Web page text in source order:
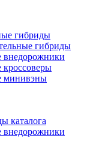
гибриды
гибриды
внедорожники
минивэны
каталога
внедорожники